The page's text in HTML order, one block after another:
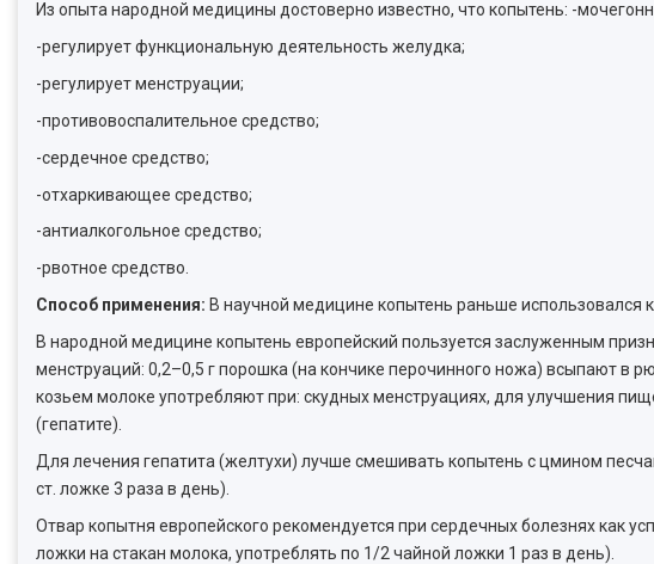
Из опыта народной медицины достоверно известно, что копытень: -
-регулирует функциональную деятельность желудка;
-регулирует менструации;
-противовоспалительное средство;
-сердечное средство;
-отхаркивающее средство;
-антиалкогольное средство;
-рвотное средство.
Способ применения: В научной медицине копытень раньше использовался
В народной медицине копытень европейский пользуется заслуженным
менструаций: 0,2–0,5 г порошка (на кончике перочинного ножа) всыпают в
козьем молоке употребляют при: скудных менструациях, для улучшения
(гепатите).
Для лечения гепатита (желтухи) лучше смешивать копытень с цмином
ст. ложке 3 раза в день).
Отвар копытня европейского рекомендуется при сердечных болезнях как
ложки на стакан молока, употреблять по 1/2 чайной ложки 1 раз в день).